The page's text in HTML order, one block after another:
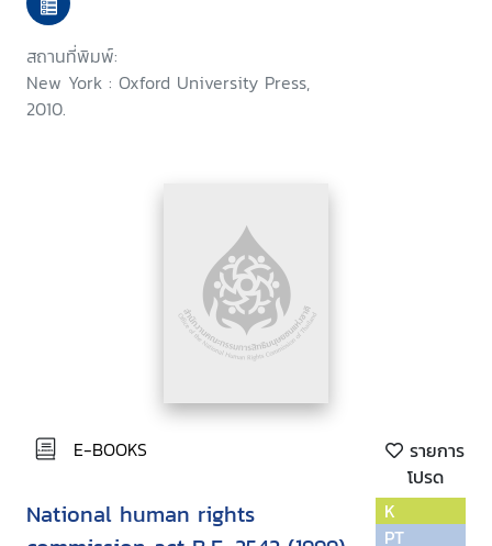
สถานที่พิมพ์:
New York : Oxford University Press,
2010.
E-BOOKS
รายการ
โปรด
National human rights
K
PT